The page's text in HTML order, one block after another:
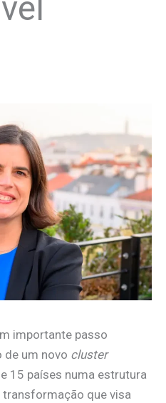
importante passo
um novo cluster
15 países numa estrutura
que visa